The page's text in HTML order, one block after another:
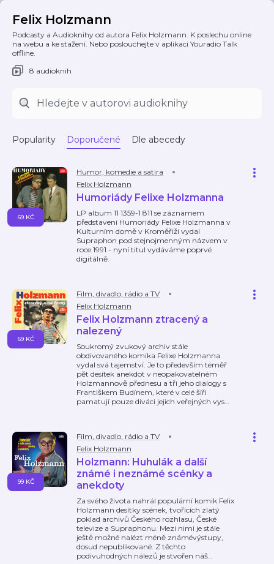
Felix Holzmann
Podcasty a Audioknihy od autora Felix Holzmann. K poslechu online
na webu a ke stažení. Nebo poslouchejte v aplikaci Youradio Talk
offline.
8 audioknih
Popularity Doporučené Dle abecedy
Humor, komedie a satira
Felix Holzmann
Humoriády Felixe Holzmanna
LP album 11 1359-1 811 se záznamem
představení Humoriády Felixe Holzmanna v
Kulturním domě v Kroměřiži vydal
Supraphon pod stejnojmenným názvem v
roce 1991 - nyní titul vydáváme poprvé
digitálně.
69 KČ
Film, divadlo, rádio a TV
Felix Holzmann
Felix Holzmann ztracený a
nalezený
Soukromý zvukový archiv stále
obdivovaného komika Felixe Holzmanna
vydal svá tajemství. Je to především téměř
pět desítek anekdot v neopakovatelném
Holzmannově přednesu a tři jeho dialogy s
Františkem Budínem, které v celé šíři
pamatují pouze diváci jejich veřejných vys…
69 KČ
Film, divadlo, rádio a TV
Felix Holzmann
Holzmann: Huhulák a další
známé i neznámé scénky a
anekdoty
Za svého života nahrál populární komik Felix
Holzmann desítky scének, tvořících zlatý
poklad archivů Českého rozhlasu, České
televize a Supraphonu. Mezi nimi je stále
ještě možné nalézt méně známévýstupy,
dosud nepublikované. Z těchto
podivuhodných nálezů je stvořen náš…
99 KČ